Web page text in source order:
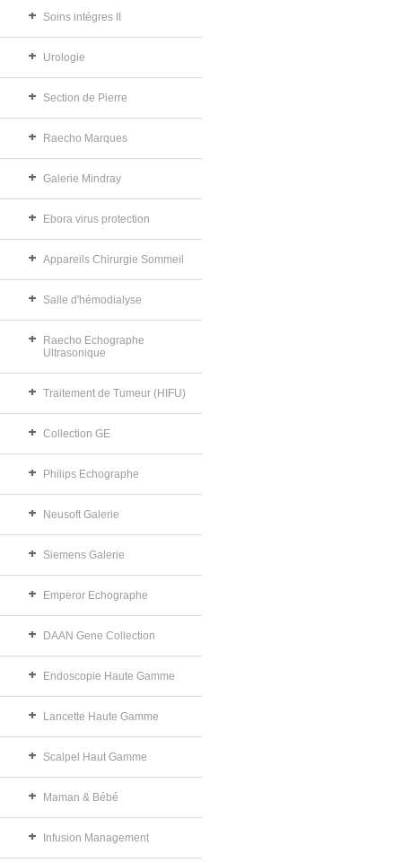
Soins intégres II
Urologie
Section de Pierre
Raecho Marques
Galerie Mindray
Ebora virus protection
Appareils Chirurgie Sommeil
Salle d'hémodialyse
Raecho Echographe
Ultrasonique
Traitement de Tumeur (HIFU)
Collection GE
Philips Echographe
Neusoft Galerie
Siemens Galerie
Emperor Echographe
DAAN Gene Collection
Endoscopie Haute Gamme
Lancette Haute Gamme
Scalpel Haut Gamme
Maman & Bébé
Infusion Management